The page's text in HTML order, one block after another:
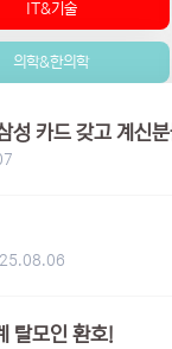
IT&기술
의학&한의학
탈모인 환호!